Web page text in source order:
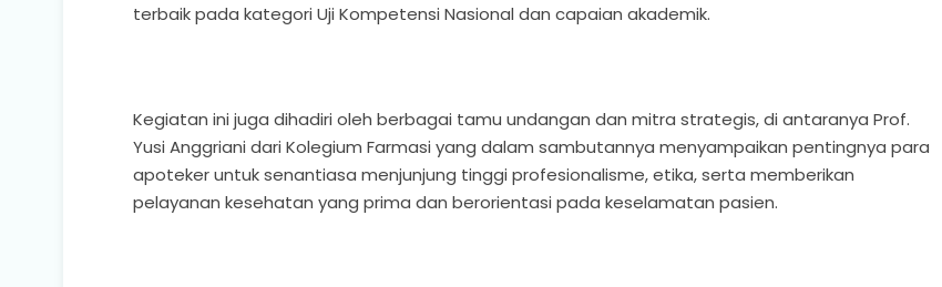
terbaik pada kategori Uji Kompetensi Nasional dan capaian akademik.
Kegiatan ini juga dihadiri oleh berbagai tamu undangan dan mitra strategis, di antaranya Prof.
Yusi Anggriani dari Kolegium Farmasi yang dalam sambutannya menyampaikan pentingnya para
apoteker untuk senantiasa menjunjung tinggi profesionalisme, etika, serta memberikan
pelayanan kesehatan yang prima dan berorientasi pada keselamatan pasien.